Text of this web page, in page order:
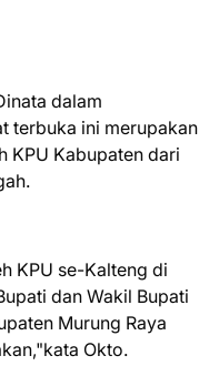
dalam
terbuka ini merupakan
KPU Kabupaten dari
KPU se-Kalteng di
dan Wakil Bupati
Murung Raya
Okto.